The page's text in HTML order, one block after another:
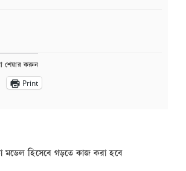
শেয়ার করুন
Print
মডেল হিসেবে গড়তে কাজ করা হবে